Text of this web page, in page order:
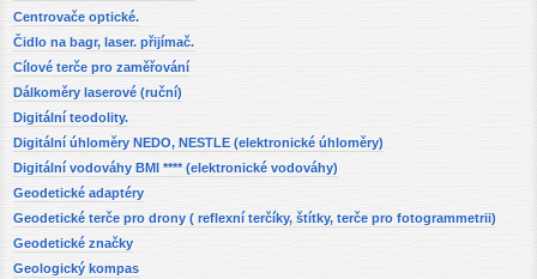
Centrovače optické.
Čidlo na bagr, laser. přijímač.
Cílové terče pro zaměřování
Dálkoměry laserové (ruční)
Digitální teodolity.
Digitální úhloměry NEDO, NESTLE (elektronické úhloměry)
Digitální vodováhy BMI **** (elektronické vodováhy)
Geodetické adaptéry
Geodetické terče pro drony ( reflexní terčíky, štítky, terče pro fotogrammetrii)
Geodetické značky
Geologický kompas